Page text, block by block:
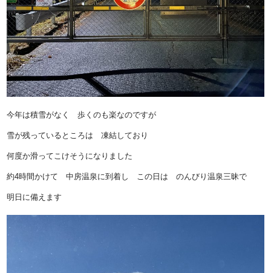
今年は積雪がなく 歩くのも楽なのですが
雪が残っているところは 凍結しており
何度か滑ってこけそうになりました
約4時間かけて 中房温泉に到着し この日は のんびり温泉三昧で
明日に備えます